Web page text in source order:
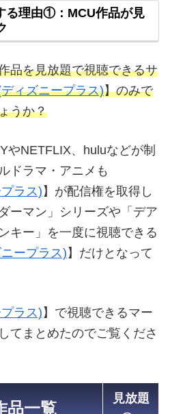
る理由①：MCU作品が見
品を見放題で視聴できるサ
ィズニープラス)】のみで
うか？
やNETFLIX、huluなどが制
ドラマ・アニメも
ラス) 】が配信権を取得し
ーマン」シリーズや「デア
キー」を一度に視聴できる
ープラス) 】だけとなって
ラス) 】で視聴できるマー
てまとめたのでご覧くださ
品一覧
見放題